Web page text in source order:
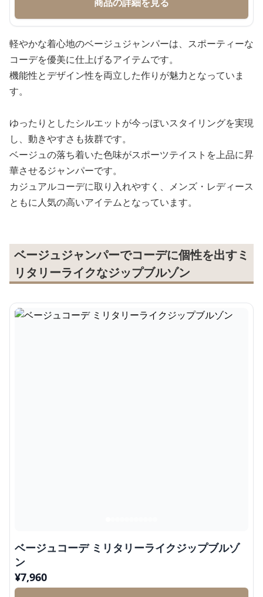
軽やかな着心地のベージュジャンパーは、スポーティーな
コーデを優美に仕上げるアイテムです。
機能性とデザイン性を両立した作りが魅力となっていま
す。
ゆったりとしたシルエットが今っぽいスタイリングを実現
し、動きやすさも抜群です。
ベージュの落ち着いた色味がスポーツテイストを上品に昇
華させるジャンパーです。
カジュアルコーデに取り入れやすく、メンズ・レディース
ともに人気の高いアイテムとなっています。
ベージュジャンパーでコーデに個性を出すミ
リタリーライクなジップブルゾン
ベージュコーデ ミリタリーライクジップブルゾ
ン
¥7,960